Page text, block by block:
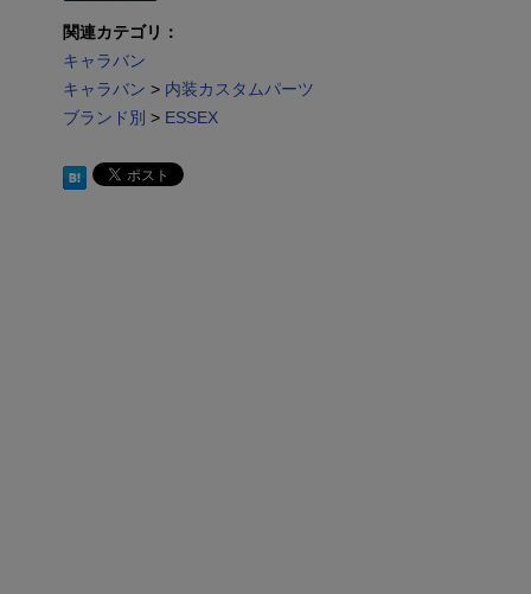
関連カテゴリ：
キャラバン
キャラバン > 内装カスタムパーツ
ブランド別 > ESSEX